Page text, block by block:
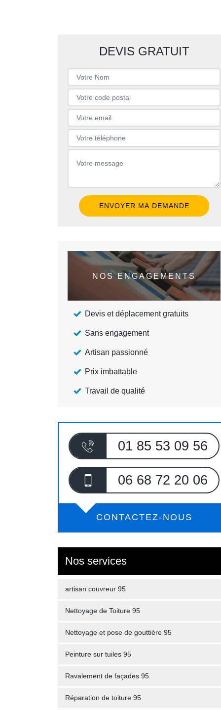
DEVIS GRATUIT
NOS ENGAGEMENTS
Devis et déplacement gratuits
Sans engagement
Artisan passionné
Prix imbattable
Travail de qualité
01 85 53 09 56
06 68 72 20 06
CONTACTEZ-NOUS
Nos services
artisan couvreur 95
Nettoyage de Toiture 95
Nettoyage et pose de gouttière 95
Peinture sur tuiles 95
Ravalement de façades 95
Réparation de toiture 95